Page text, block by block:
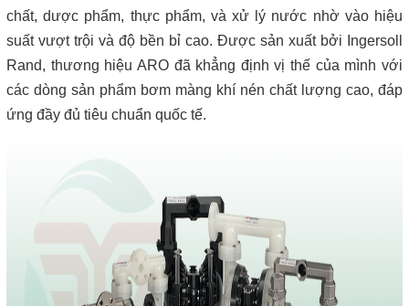
chất, dược phẩm, thực phẩm, và xử lý nước nhờ vào hiệu
suất vượt trội và độ bền bỉ cao. Được sản xuất bởi Ingersoll
Rand, thương hiệu ARO đã khẳng định vị thế của mình với
các dòng sản phẩm bơm màng khí nén chất lượng cao, đáp
ứng đầy đủ tiêu chuẩn quốc tế.